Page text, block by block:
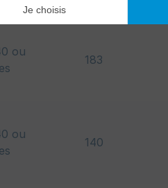
ou
183
ou
140